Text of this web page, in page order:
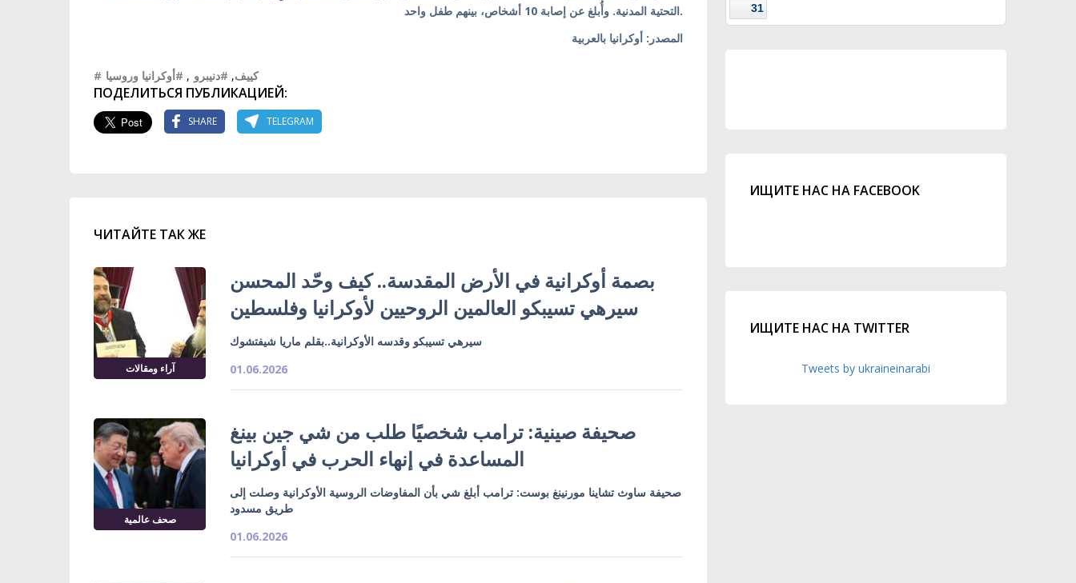
التحتية المدنية. وأُبلغ عن إصابة 10 أشخاص، بينهم طفل واحد.
المصدر: أوكرانيا بالعربية
#كييف, #دنيبرو , #أوكرانيا وروسيا
ПОДЕЛИТЬСЯ ПУБЛИКАЦИЕЙ:
SHARE TELEGRAM
ЧИТАЙТЕ ТАК ЖЕ
آراء ومقالات
بصمة أوكرانية في الأرض المقدسة.. كيف وحّد المحسن
سيرهي تسيبكو العالمين الروحيين لأوكرانيا وفلسطين
سيرهي تسيبكو وقدسه الأوكرانية..بقلم ماريا شيفتشوك
01.06.2026
صحف عالمية
صحيفة صينية: ترامب شخصيًا طلب من شي جين بينغ
المساعدة في إنهاء الحرب في أوكرانيا
صحيفة ساوث تشاينا مورنينغ بوست: ترامب أبلغ شي بأن المفاوضات الروسية الأوكرانية وصلت إلى
طريق مسدود
01.06.2026
31
ИЩИТЕ НАС НА FACEBOOK
ИЩИТЕ НАС НА TWITTER
Tweets by ukraineinarabi